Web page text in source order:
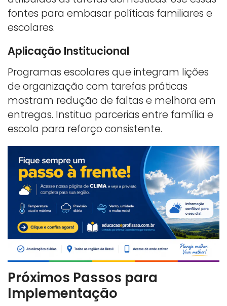
fontes para embasar políticas familiares e
escolares.
Aplicação Institucional
Programas escolares que integram lições
de organização com tarefas práticas
mostram redução de faltas e melhora em
entregas. Institua parcerias entre família e
escola para reforço consistente.
Próximos Passos para
Implementação